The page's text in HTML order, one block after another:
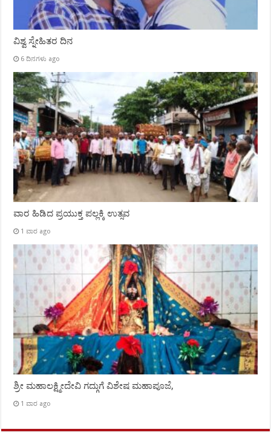
ವಿಶ್ವ ಸ್ನೇಹಿತರ ದಿನ
6 ದಿನಗಳು ago
ವಾರ ಹಿಡಿದ ಪ್ರಯುಕ್ತ ಪಲ್ಲಕ್ಕಿ ಉತ್ಸವ
1 ವಾರ ago
ಶ್ರೀ ಮಹಾಲಕ್ಷ್ಮೀದೇವಿ ಗದ್ಗುಗೆ ವಿಶೇಷ ಮಹಾಪೂಜೆ,
1 ವಾರ ago